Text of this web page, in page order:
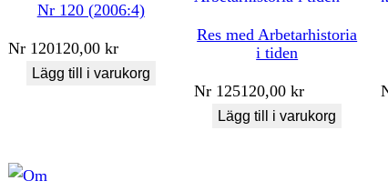
Nr 120 (2006:4)
Nr 120120,00 kr
Lägg till i varukorg
Res med Arbetarhistoria
i tiden
Nr 125120,00kr
Lägg till i varukorg